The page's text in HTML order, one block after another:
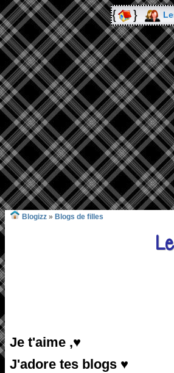
Blogizz » Blogs de filles
Je t'aime ,♥
J'adore tes blogs ♥